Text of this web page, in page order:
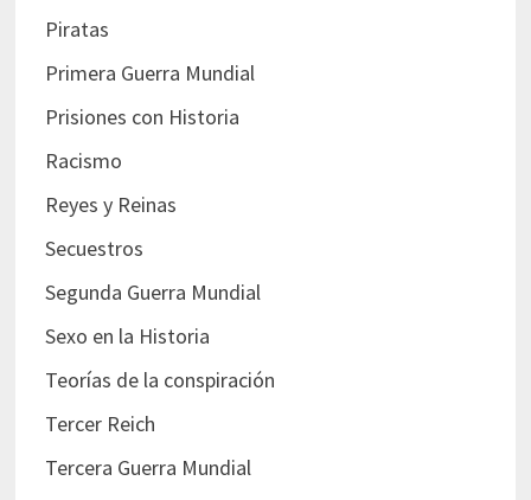
Piratas
Primera Guerra Mundial
Prisiones con Historia
Racismo
Reyes y Reinas
Secuestros
Segunda Guerra Mundial
Sexo en la Historia
Teorías de la conspiración
Tercer Reich
Tercera Guerra Mundial